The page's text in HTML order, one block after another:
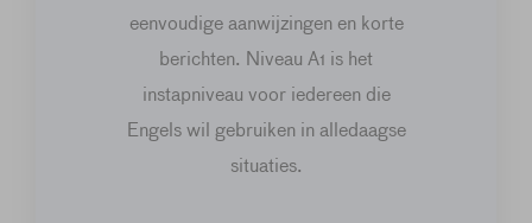
eenvoudige aanwijzingen en korte
berichten. Niveau A1 is het
instapniveau voor iedereen die
Engels wil gebruiken in alledaagse
situaties.